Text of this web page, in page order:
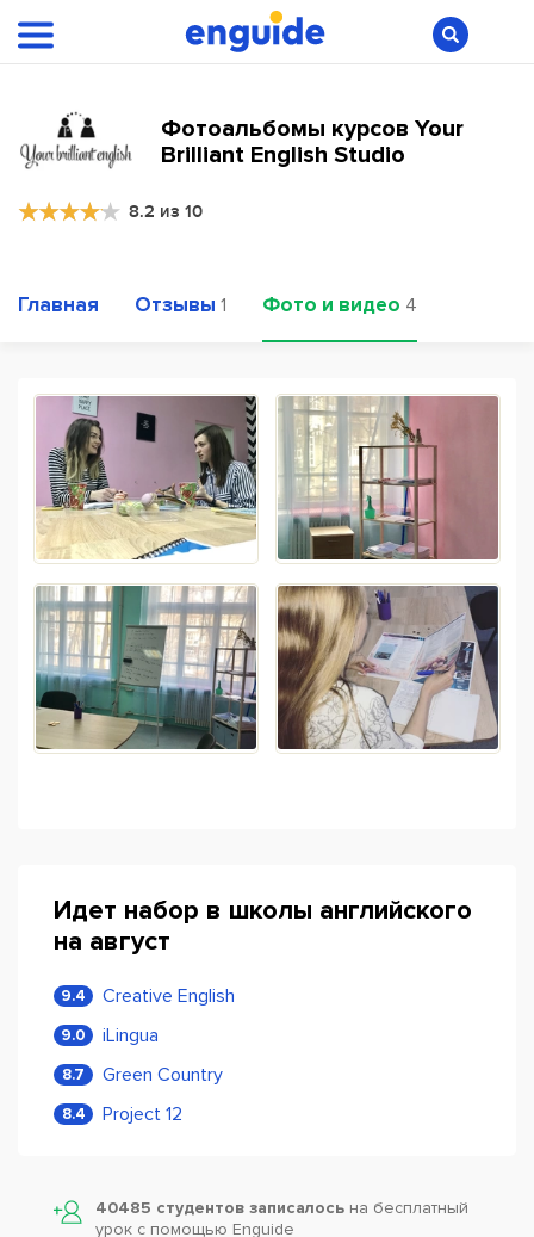
Фотоальбомы курсов Your
Brilliant English Studio
8.2 из 10
Главная Отзывы 1 Фото и видео 4
Идет набор в школы английского
на август
9.4 Creative English
9.0 iLingua
8.7 Green Country
8.4 Project 12
40485 студентов записалось на бесплатный
урок с помощью Enguide